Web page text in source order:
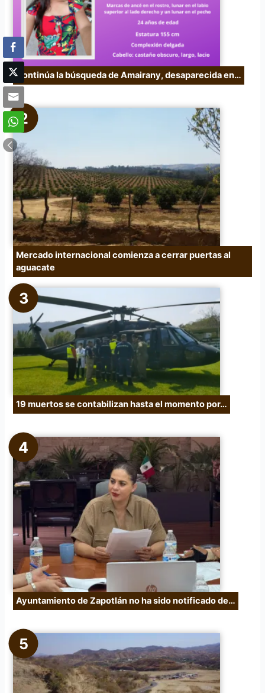
Continúa la búsqueda de Amairany, desaparecida en…
Mercado internacional comienza a cerrar puertas al
aguacate
19 muertos se contabilizan hasta el momento por…
Ayuntamiento de Zapotlán no ha sido notificado de…